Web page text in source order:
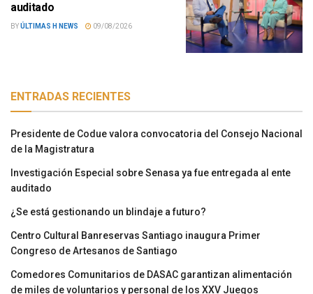
auditado
BYÚLTIMAS H NEWS 09/08/2026
ENTRADAS RECIENTES
Presidente de Codue valora convocatoria del Consejo Nacional
de la Magistratura
Investigación Especial sobre Senasa ya fue entregada al ente
auditado
¿Se está gestionando un blindaje a futuro?
Centro Cultural Banreservas Santiago inaugura Primer
Congreso de Artesanos de Santiago
Comedores Comunitarios de DASAC garantizan alimentación
de miles de voluntarios y personal de los XXV Juegos